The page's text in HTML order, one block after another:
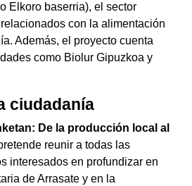
Elkoro baserria), el sector
con la alimentación
Además, el proyecto cuenta
como Biolur Gipuzkoa y
ciudadanía
De la producción local al
reunir a todas las
interesados en profundizar en
de Arrasate y en la